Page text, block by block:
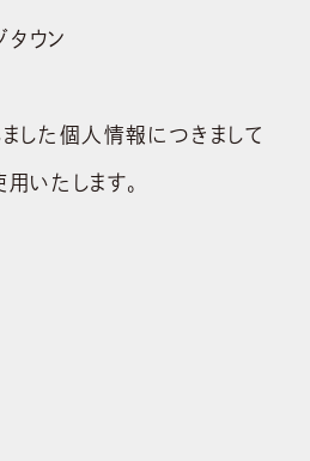
ウン
した個人情報につきまして
いたします。